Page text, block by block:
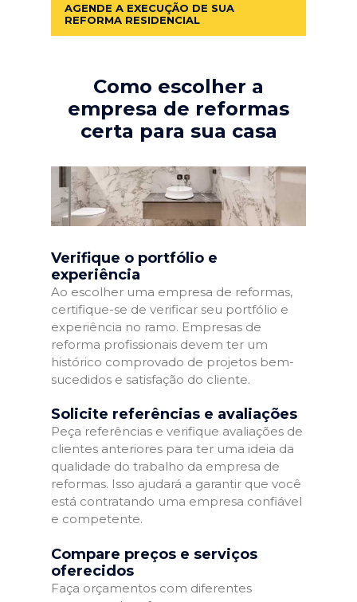
AGENDE A EXECUÇÃO DE SUA
REFORMA RESIDENCIAL
Como escolher a
empresa de reformas
certa para sua casa
Verifique o portfólio e
experiência
Ao escolher uma empresa de reformas,
certifique-se de verificar seu portfólio e
experiência no ramo. Empresas de
reforma profissionais devem ter um
histórico comprovado de projetos bem-
sucedidos e satisfação do cliente.
Solicite referências e avaliações
Peça referências e verifique avaliações de
clientes anteriores para ter uma ideia da
qualidade do trabalho da empresa de
reformas. Isso ajudará a garantir que você
está contratando uma empresa confiável
e competente.
Compare preços e serviços
oferecidos
Faça orçamentos com diferentes